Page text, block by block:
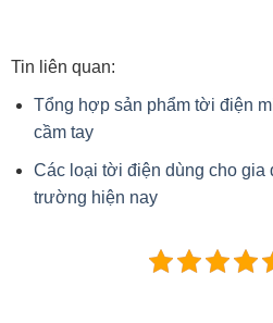
Tin liên quan:
Tổng hợp sản phẩm tời điện
cầm tay
Các loại tời điện dùng cho gia
trường hiện nay